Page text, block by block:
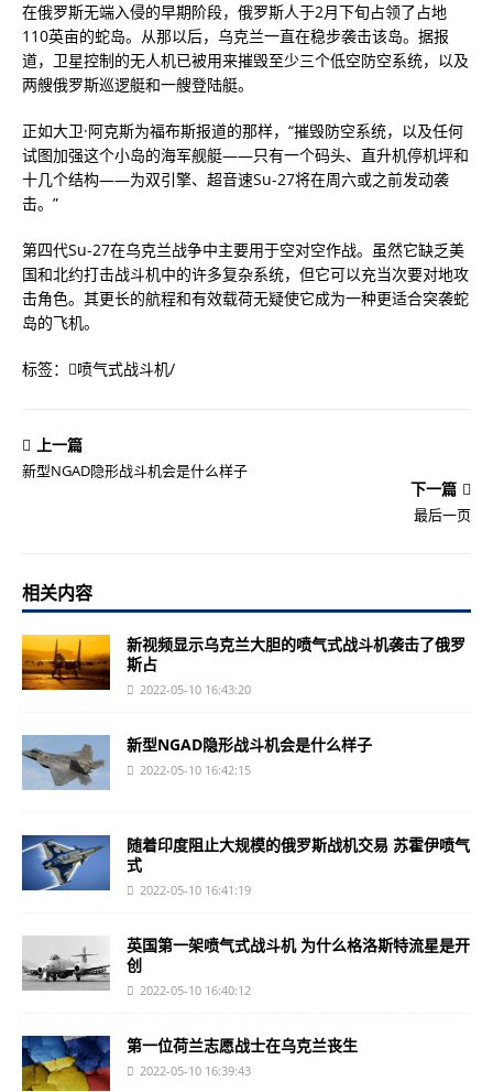
在俄罗斯无端入侵的早期阶段，俄罗斯人于2月下旬占领了占地
110英亩的蛇岛。从那以后，乌克兰一直在稳步袭击该岛。据报
道，卫星控制的无人机已被用来摧毁至少三个低空防空系统，以及
两艘俄罗斯巡逻艇和一艘登陆艇。
正如大卫·阿克斯为福布斯报道的那样，“摧毁防空系统，以及任何
试图加强这个小岛的海军舰艇——只有一个码头、直升机停机坪和
十几个结构——为双引擎、超音速Su-27将在周六或之前发动袭
击。”
第四代Su-27在乌克兰战争中主要用于空对空作战。虽然它缺乏美
国和北约打击战斗机中的许多复杂系统，但它可以充当次要对地攻
击角色。其更长的航程和有效载荷无疑使它成为一种更适合突袭蛇
岛的飞机。
标签： 喷气式战斗机/
上一篇
新型NGAD隐形战斗机会是什么样子
下一篇
最后一页
相关内容
新视频显示乌克兰大胆的喷气式战斗机袭击了俄罗
斯占
2022-05-10 16:43:20
新型NGAD隐形战斗机会是什么样子
2022-05-10 16:42:15
随着印度阻止大规模的俄罗斯战机交易 苏霍伊喷气
式
2022-05-10 16:41:19
英国第一架喷气式战斗机 为什么格洛斯特流星是开
创
2022-05-10 16:40:12
第一位荷兰志愿战士在乌克兰丧生
2022-05-10 16:39:43